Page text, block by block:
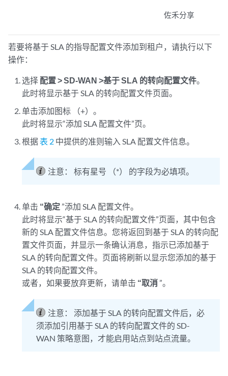
佐禾分享
若要将基于 SLA 的指导配置文件添加到租户，请执行以下
操作：
选择 配置 > SD-WAN >基于 SLA 的转向配置文件。
此时将显示基于 SLA 的转向配置文件页面。
单击添加图标 （+）。
此时将显示“添加 SLA 配置文件”页。
根据表 2 中提供的准则输入 SLA 配置文件信息。
注意： 标有星号 （*） 的字段为必填项。
单击 “确定 ”添加 SLA 配置文件。
此时将显示“基于 SLA 的转向配置文件”页面，其中包含
新的 SLA 配置文件信息。您将返回到基于 SLA 的转向配
置文件页面，并显示一条确认消息，指示已添加基于
SLA 的转向配置文件。页面将刷新以显示您添加的基于
SLA 的转向配置文件。
或者，如果要放弃更新，请单击 “取消 ”。
注意：
添加基于 SLA 的转向配置文件后，必
须添加引用基于 SLA 的转向配置文件的 SD-
WAN 策略意图，才能启用站点到站点流量。